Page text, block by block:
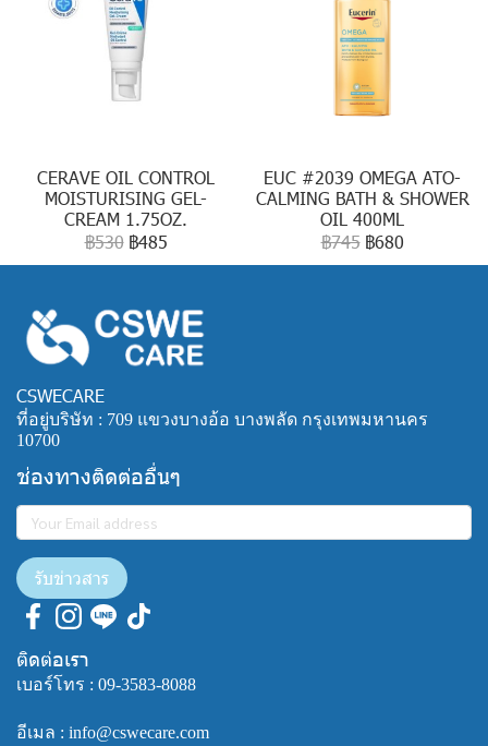
CERAVE OIL CONTROL
MOISTURISING GEL-
CREAM 1.75OZ.
฿530 ฿485
EUC #2039 OMEGA ATO-
CALMING BATH & SHOWER
OIL 400ML
฿745 ฿680
CSWECARE
ที่อยู่บริษัท : 709 แขวงบางอ้อ บางพลัด กรุงเทพมหานคร
10700
ช่องทางติดต่ออื่นๆ
รับข่าวสาร
ติดต่อเรา
เบอร์โทร : 09-3583-8088
อีเมล : info@cswecare.com